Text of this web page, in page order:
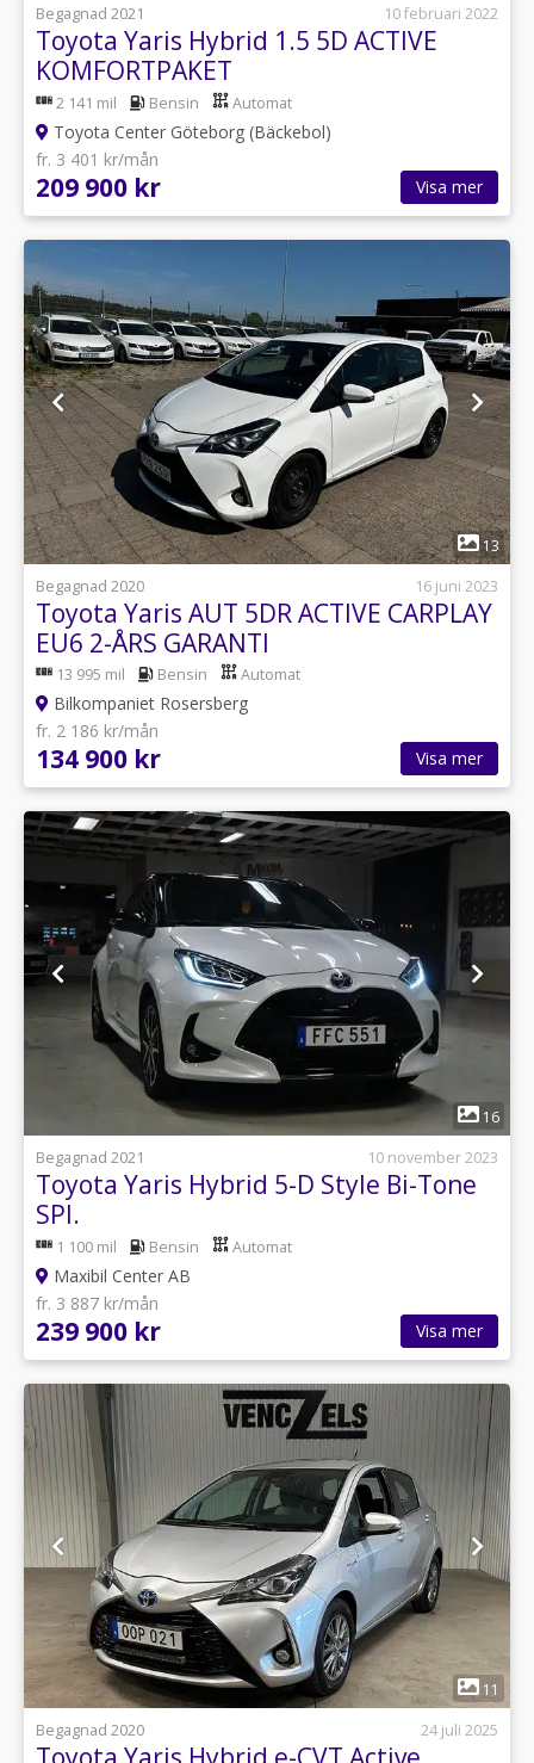
Begagnad 2021
10 februari 2022
Toyota Yaris Hybrid 1.5 5D ACTIVE
KOMFORTPAKET
2 141 mil Bensin Automat
Toyota Center Göteborg (Bäckebol)
fr. 3 401 kr/mån
209 900 kr Visa mer
1
13
Begagnad 2020
16 juni 2023
Toyota Yaris AUT 5DR ACTIVE CARPLAY
EU6 2-ÅRS GARANTI
13 995 mil Bensin Automat
Bilkompaniet Rosersberg
fr. 2 186 kr/mån
134 900 kr Visa mer
16
Begagnad 2021
10 november 2023
Toyota Yaris Hybrid 5-D Style Bi-Tone
SPI.
1 100 mil Bensin Automat
Maxibil Center AB
fr. 3 887 kr/mån
239 900 kr Visa mer
1
11
Begagnad 2020
24 juli 2025